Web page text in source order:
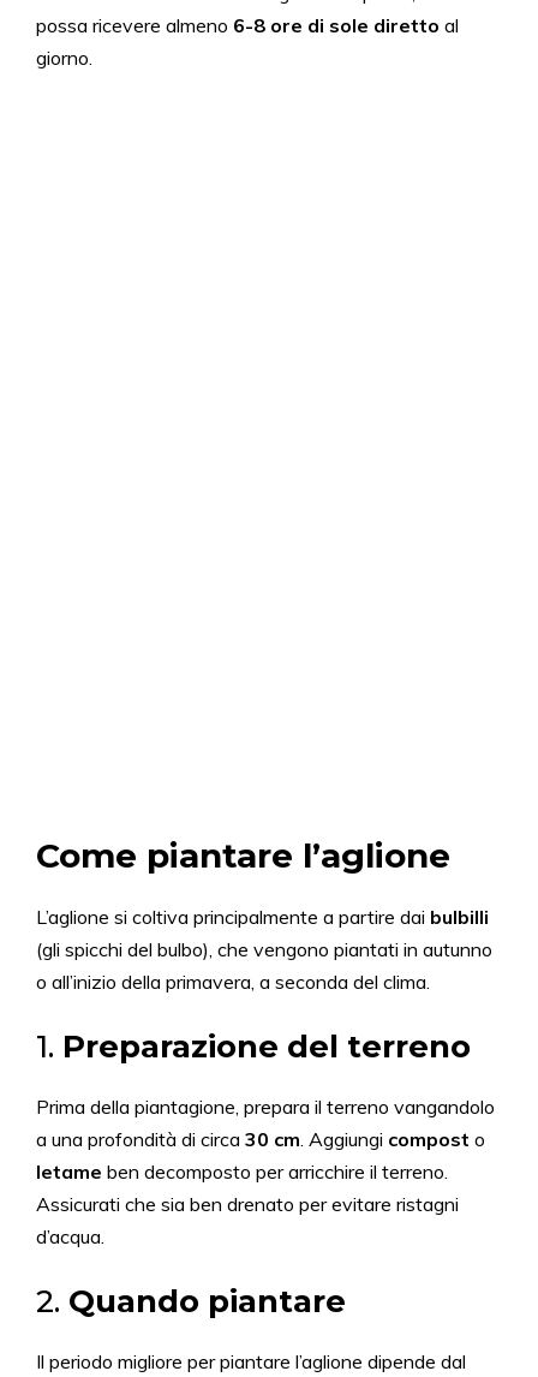
possa ricevere almeno 6-8 ore di sole diretto al
giorno.
Come piantare l’aglione
L’aglione si coltiva principalmente a partire dai bulbilli
(gli spicchi del bulbo), che vengono piantati in autunno
o all’inizio della primavera, a seconda del clima.
1. Preparazione del terreno
Prima della piantagione, prepara il terreno vangandolo
a una profondità di circa 30 cm. Aggiungi compost o
letame ben decomposto per arricchire il terreno.
Assicurati che sia ben drenato per evitare ristagni
d’acqua.
2. Quando piantare
Il periodo migliore per piantare l’aglione dipende dal